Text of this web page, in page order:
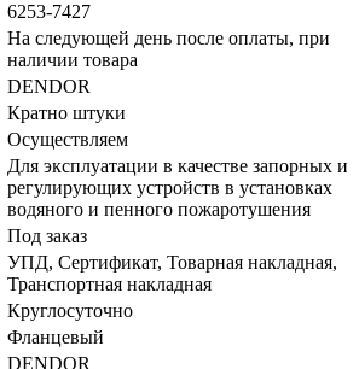
6253-7427
На следующей день после оплаты, при
наличии товара
DENDOR
Кратно штуки
Осуществляем
Для эксплуатации в качестве запорных и
регулирующих устройств в установках
водяного и пенного пожаротушения
Под заказ
УПД, Сертификат, Товарная накладная,
Транспортная накладная
Круглосуточно
Фланцевый
DENDOR